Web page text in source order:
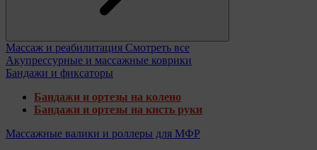
Массаж и реабилитация Смотреть все
Акупрессурные и массажные коврики
Бандажи и фиксаторы
Бандажи и ортезы на колено
Бандажи и ортезы на кисть руки
Массажные валики и роллеры для МФР